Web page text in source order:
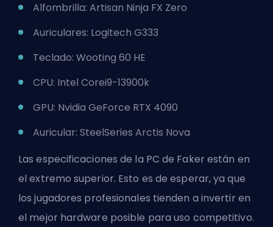
Alfombrilla: Artisan Ninja FX Zero
Auriculares: Logitech G333
Teclado: Wooting 60 HE
CPU: Intel Corei9-13900k
GPU: Nvidia GeForce RTX 4090
Auricular: SteelSeries Arctis Nova
Las especificaciones de la PC de Faker están en
el extremo superior. Esto es de esperar, ya que
los jugadores profesionales tienden a invertir en
el mejor hardware posible para uso competitivo.